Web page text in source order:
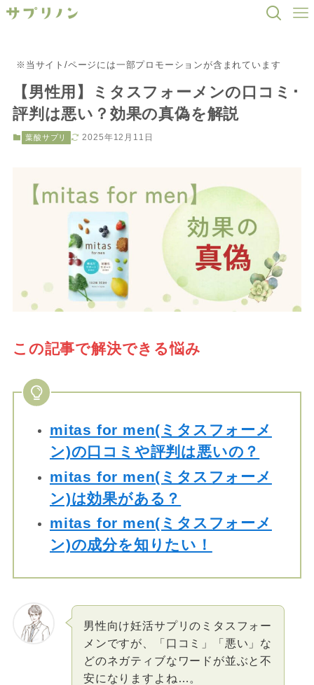
※当サイト/ページには一部プロモーションが含まれています
【男性用】ミタスフォーメンの口コミ･
評判は悪い？効果の真偽を解説
葉酸サプリ 2025年12月11日
この記事で解決できる悩み
mitas for men(ミタスフォーメ
ン)の口コミや評判は悪いの？
mitas for men(ミタスフォーメ
ン)は効果がある？
mitas for men(ミタスフォーメ
ン)の成分を知りたい！
男性向け妊活サプリのミタスフォー
メンですが、「口コミ」「悪い」な
どのネガティブなワードが並ぶと不
安になりますよね…。